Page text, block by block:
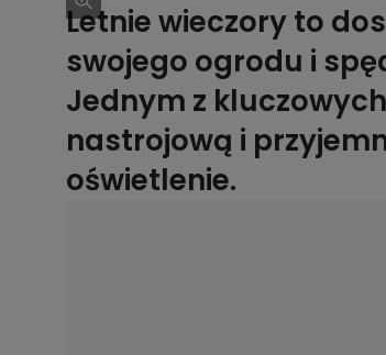
Letnie wieczory to
swojego ogrodu i
Jednym z
nastrojową i
oświetlenie.